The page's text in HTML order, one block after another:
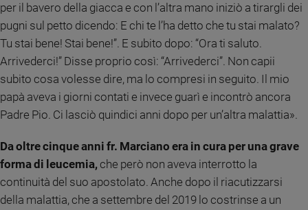
Policy
Chi
siamo
Contatti
Registrati
Redazione
per il bavero della giacca e con l’altra mano iniziò a tirargli dei
pugni sul petto dicendo: E chi te l’ha detto che tu stai malato?
Tu stai bene! Stai bene!”. E subito dopo: “Ora ti saluto.
Arrivederci!” Disse proprio così: “Arrivederci”. Non capii
subito cosa volesse dire, ma lo compresi in seguito. Il mio
papà aveva i giorni contati e invece guarì e incontrò ancora
Padre Pio. Ci lasciò quindici anni dopo per un’altra malattia».
Da oltre cinque anni fr. Marciano era in cura per una grave
forma di leucemia, che però non aveva interrotto la
continuità del suo apostolato. Anche dopo il riacutizzarsi
della malattia, che a settembre del 2019 lo costrinse a un